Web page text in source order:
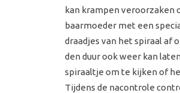
kan krampen veroorzaken
baarmoeder met een
draadjes van het spiraal af
den duur ook weer kan
spiraaltje om te kijken of
Tijdens de nacontrole